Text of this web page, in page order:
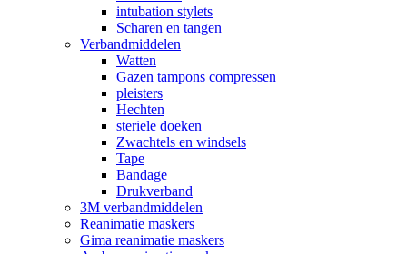
intubation stylets
Scharen en tangen
Verbandmiddelen
Watten
Gazen tampons compressen
pleisters
Hechten
steriele doeken
Zwachtels en windsels
Tape
Bandage
Drukverband
3M verbandmiddelen
Reanimatie maskers
Gima reanimatie maskers